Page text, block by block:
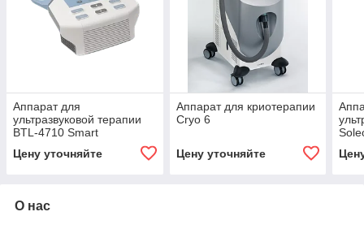
Аппарат для
ультразвуковой терапии
BTL‑4710 Smart
Цену уточняйте
Аппарат для криотерапии
Cryo 6
Цену уточняйте
О нас